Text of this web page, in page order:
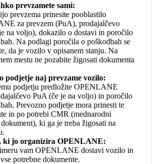
prevzamete sami:
prevzema prinesite pooblastilo
za prevzem (PuA), prodajalčevo
na voljo), dokazilo o dostavi in poročilo
Na podlagi poročila o poškodbah se
da je vozilo v opisanem stanju. Na
mestu ne pozabite žigosati dokumenta
podjetje naj prevzame vozilo:
podjetju predložite OPENLANE
PuA (če je na voljo) in poročilo
Prevozno podjetje mora prinesti te
in po potrebi CMR (mednarodni
ki ga je treba žigosati na
ki jo organizira OPENLANE:
vam OPENLANE dostavi vozilo in
potrebne dokumente.